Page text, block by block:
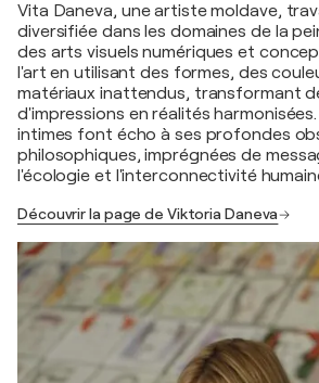
Vita Daneva, une artiste moldave,
diversifiée dans les domaines de la
des arts visuels numériques et
l'art en utilisant des formes, des
matériaux inattendus, transformant
d'impressions en réalités
intimes font écho à ses profondes
philosophiques, imprégnées de
l'écologie et l'interconnectivité
Découvrir la page de Viktoria Daneva